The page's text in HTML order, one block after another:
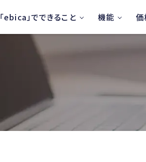
「ebica」でできること 機能 価